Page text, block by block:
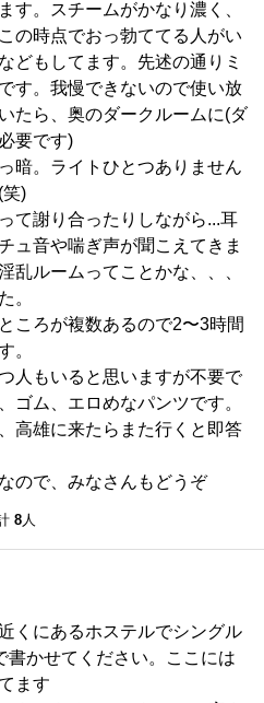
す。スチームがかなり濃く、
の時点でおっ勃ててる人がい
どもしてます。先述の通りミ
す。我慢できないので使い放
たら、奥のダークルームに(ダ
要です)
暗。ライトひとつありません
)
て謝り合ったりしながら...耳
ュ音や喘ぎ声が聞こえてきま
乱ルームってことかな、、、
。
ころが複数あるので2〜3時間
。
人もいると思いますが不要で
ゴム、エロめなパンツです。
高雄に来たらまた行くと即答
ので、みなさんもどうぞ
8人
くにあるホステルでシングル
書かせてください。ここには
ます